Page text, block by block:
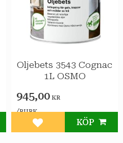
Oljebets 3543 Cognac
1L OSMO
945,00 KR
/BURK
Lägg till i favoriter
KÖP